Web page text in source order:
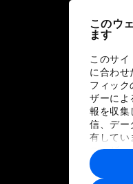
このウ
ます
このサ
に合わせ
フィック
ザーによ
報を収集
信、デー
有してい
ユーザ
報や各パ
に収集